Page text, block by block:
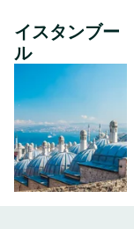
イスタンブー
ル